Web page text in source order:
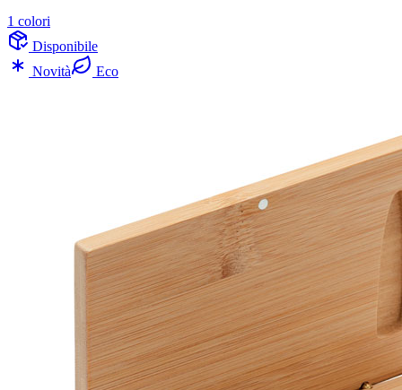
1 colori
Disponibile
Novità
Eco